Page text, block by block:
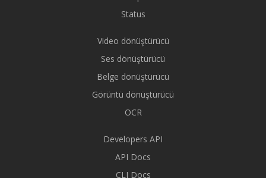
Status
Video dönüştürücü
Ses dönüştürücü
Belge dönüştürücü
Görüntü dönüştürücü
OCR
Developers API
API Docs
CLI Docs